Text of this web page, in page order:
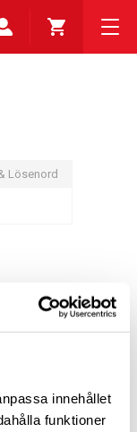
innehållet
funktioner
Lösenord